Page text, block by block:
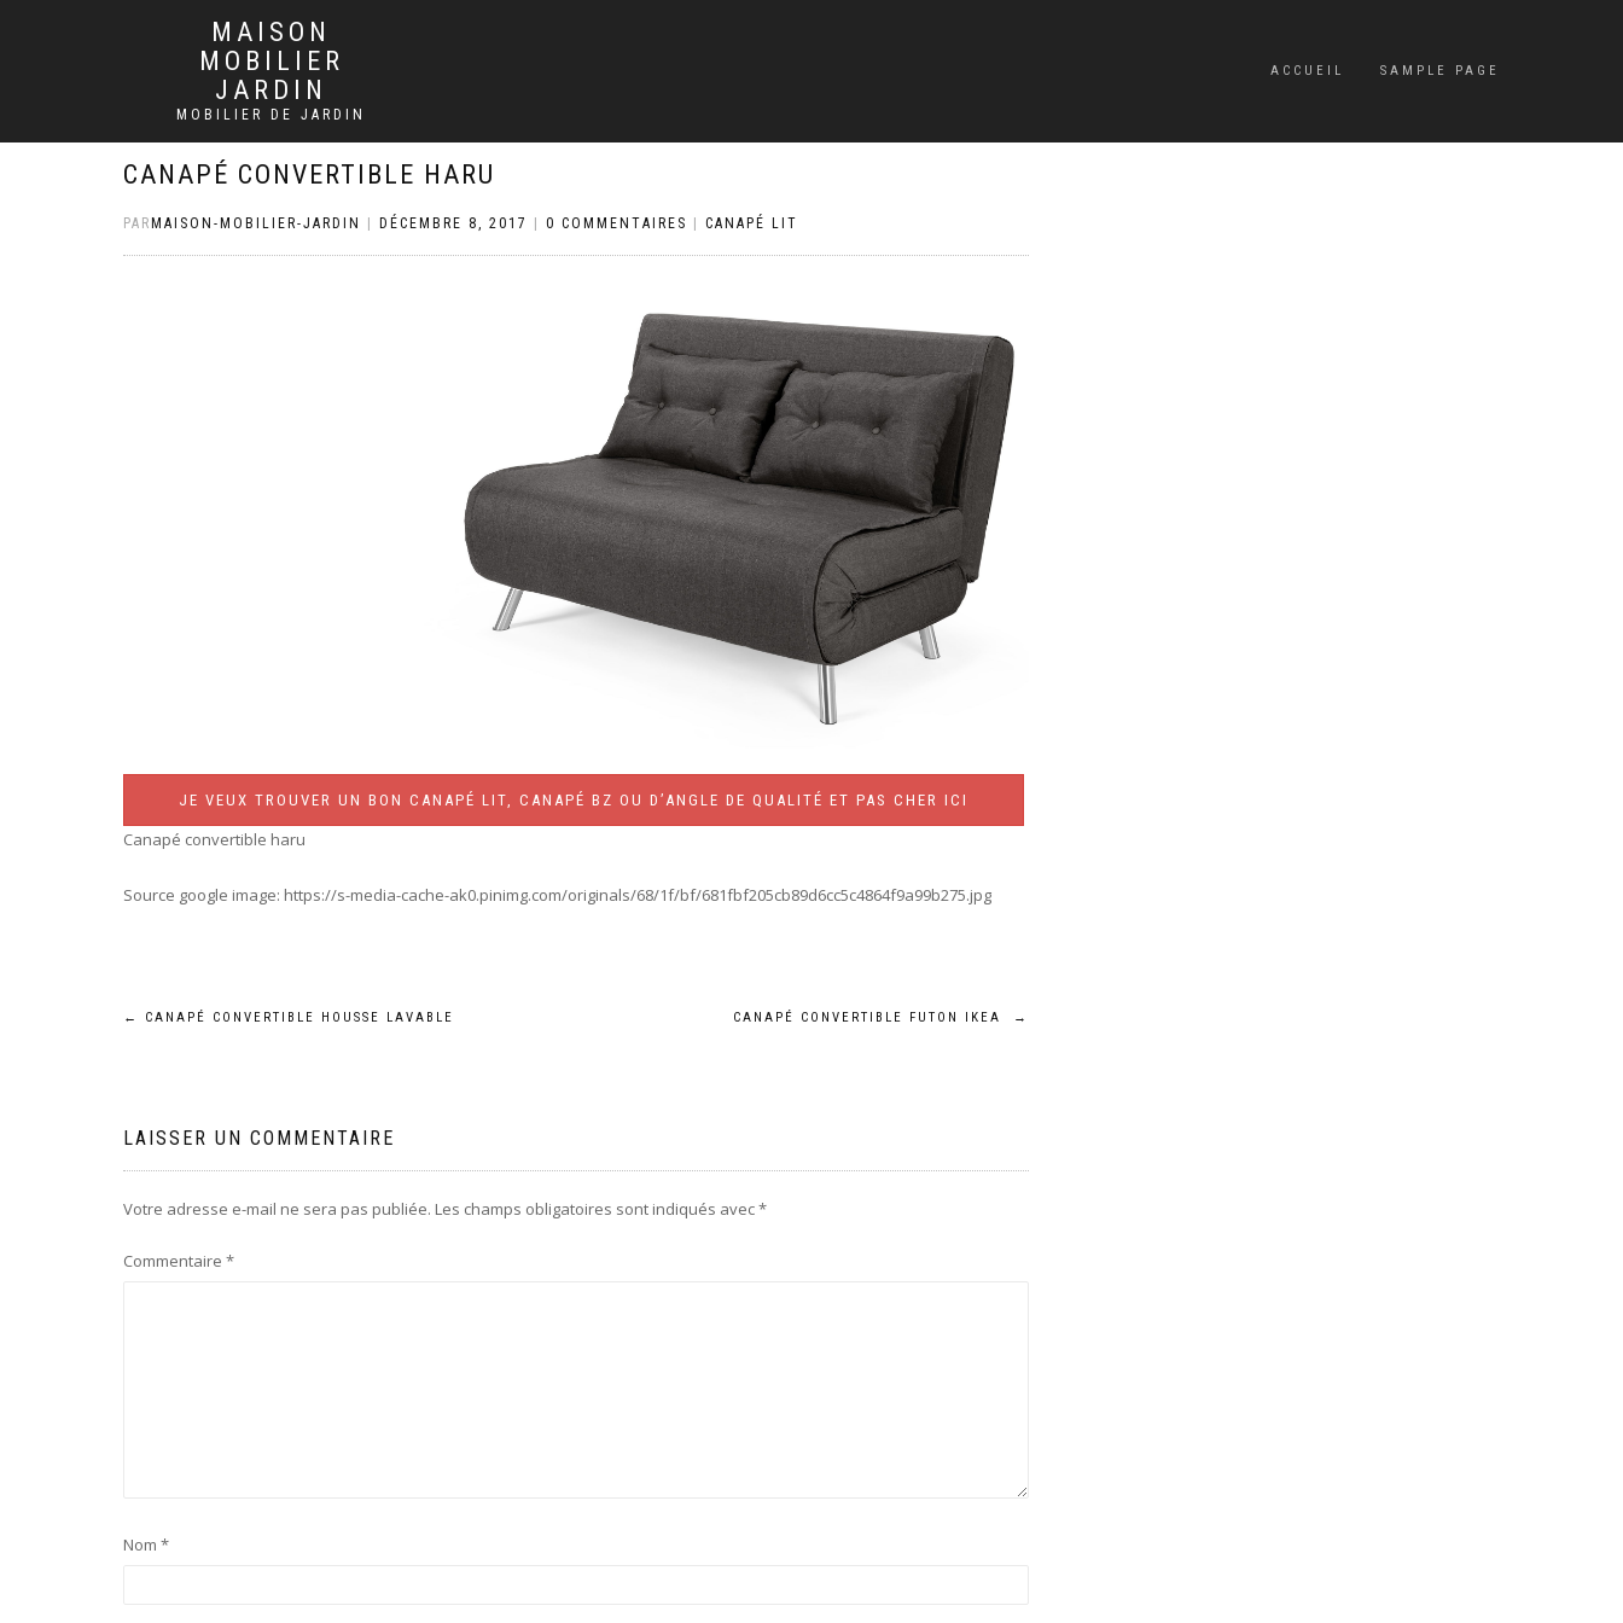
MAISON
MOBILIER
JARDIN
MOBILIER DE JARDIN
ACCUEIL SAMPLE PAGE
CANAPÉ CONVERTIBLE HARU
PAR MAISON-MOBILIER-JARDIN DÉCEMBRE 8, 2017 0 COMMENTAIRES CANAPÉ LIT
JE VEUX TROUVER UN BON CANAPÉ LIT, CANAPÉ BZ OU D’ANGLE DE QUALITÉ ET PAS CHER ICI
Canapé convertible haru
Source google image: https://s-media-cache-ak0.pinimg.com/originals/68/1f/bf/681fbf205cb89d6cc5c4864f9a99b275.jpg
Navigation
l’article
← CANAPÉ CONVERTIBLE HOUSSE LAVABLE CANAPÉ CONVERTIBLE FUTON IKEA →
LAISSER UN COMMENTAIRE
Votre adresse e-mail ne sera pas publiée. Les champs obligatoires sont indiqués avec*
Commentaire *
Nom *